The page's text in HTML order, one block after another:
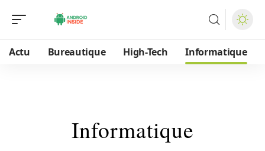
Actu Bureautique High-Tech Informatique
Informatique